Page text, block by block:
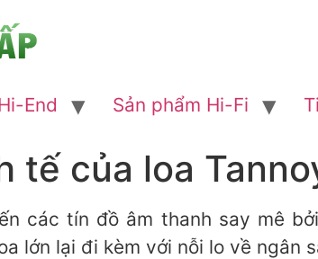
End Sản phẩm Hi-Fi
tế của loa
các tín đồ âm thanh say mê
lớn lại đi kèm với nỗi lo về